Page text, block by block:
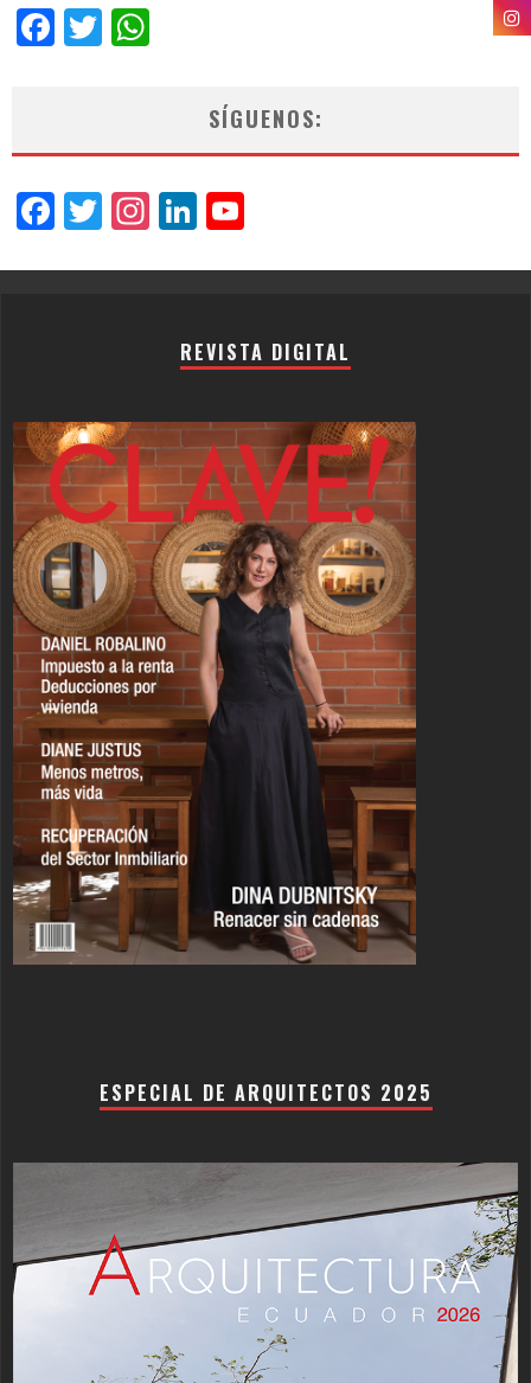
Facebook
Twitter
SÍGUENOS:
Facebook
Twitter
Instagram
LinkedIn
REVISTA DIGITAL
ESPECIAL DE ARQUITECTOS 2025